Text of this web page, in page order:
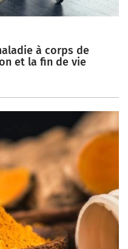
à corps de
et la fin de vie